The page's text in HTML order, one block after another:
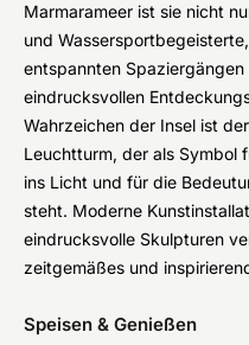
Marmarameer ist sie nicht
und
entspannten
eindrucksvollen
Wahrzeichen der Insel ist
Leuchtturm, der als Symbol
ins Licht und für die
steht. Moderne
eindrucksvolle Skulpturen
zeitgemäßes und
Speisen & Genießen